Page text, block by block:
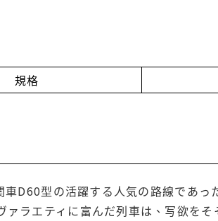
規格
D60型の活躍する人気の路線であっ
ラエティに富んだ列車は、写欲を